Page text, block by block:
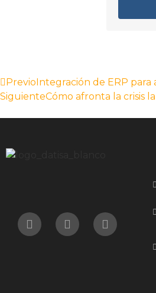
Previo Integración de ERP
SiguienteCómo afronta la crisis